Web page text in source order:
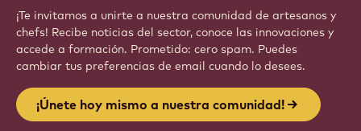
¡Te invitamos a unirte a nuestra comunidad de artesanos y
chefs! Recibe noticias del sector, conoce las innovaciones y
accede a formación. Prometido: cero spam. Puedes
cambiar tus preferencias de email cuando lo desees.
¡Únete hoy mismo a nuestra comunidad!